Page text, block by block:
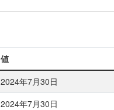
値
2024年7月30日
2024年7月30日